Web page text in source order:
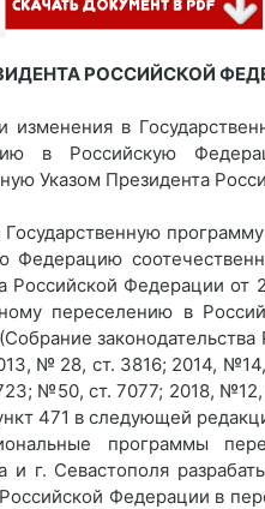
РОССИЙСКОЙ
изменения в
в Российскую
Указом Президента
Государственную
Федерацию
Российской Федерации
переселению в
№ 28, ст. 3816; 2014,
№50, ст. 7077; 2018,
471 в следующей
программы
и г. Севастополя
Федерации в